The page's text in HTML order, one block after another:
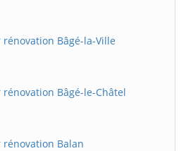
Bâgé-la-Ville
Bâgé-le-Châtel
Balan